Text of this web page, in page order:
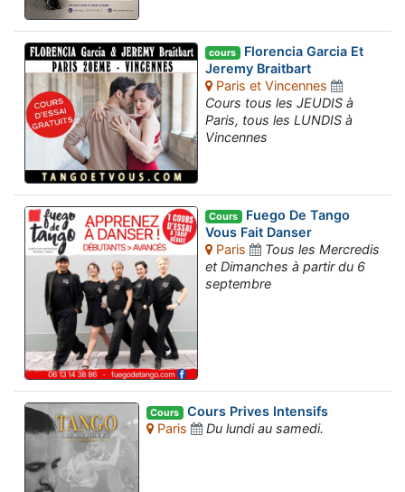
cours Florencia Garcia Et
Jeremy Braitbart
Paris et Vincennes
Cours tous les JEUDIS à
Paris, tous les LUNDIS à
Vincennes
Cours Fuego De Tango
Vous Fait Danser
Paris
Tous les Mercredis
et Dimanches à partir du 6
septembre
Cours Cours Prives Intensifs
Paris
Du lundi au samedi.